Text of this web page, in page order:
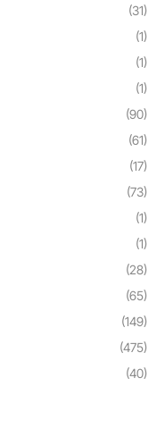
(31)
(1)
(1)
(1)
(90)
(61)
(17)
(73)
(1)
(1)
(28)
(65)
(149)
(475)
(40)